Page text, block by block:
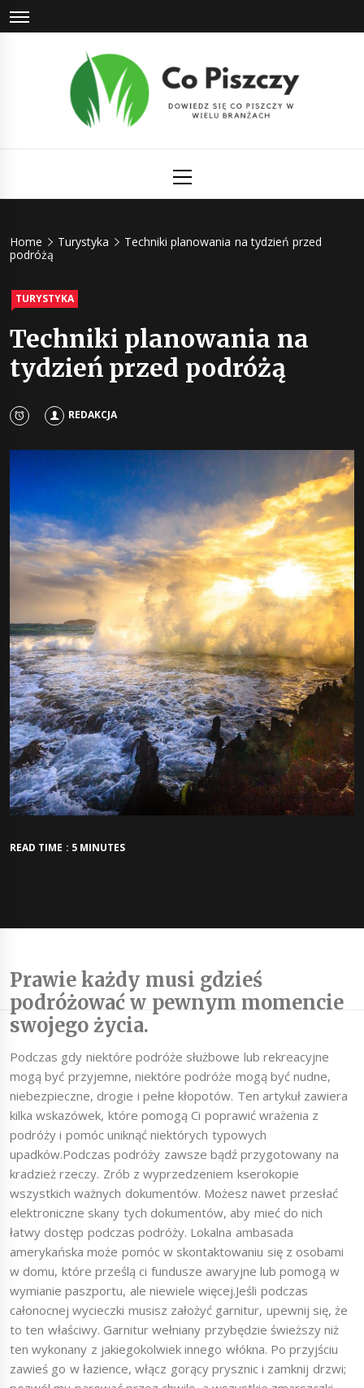
Skip
to
Menu
Home Turystyka
Techniki planowania na tydzień przed
podróżą
TURYSTYKA
Techniki planowania na
tydzień przed podróżą
REDAKCJA
READ TIME : 5 MINUTES
Prawie każdy musi gdzieś
podróżować w pewnym momencie
swojego życia.
Podczas gdy niektóre podróże służbowe lub rekreacyjne
mogą być przyjemne, niektóre podróże mogą być nudne,
niebezpieczne, drogie i pełne kłopotów. Ten artykuł zawiera
kilka wskazówek, które pomogą Ci poprawić wrażenia z
podróży i pomóc uniknąć niektórych typowych
upadków.Podczas podróży zawsze bądź przygotowany na
kradzież rzeczy. Zrób z wyprzedzeniem kserokopie
wszystkich ważnych dokumentów. Możesz nawet przesłać
elektroniczne skany tych dokumentów, aby mieć do nich
łatwy dostęp podczas podróży. Lokalna ambasada
amerykańska może pomóc w skontaktowaniu się z osobami
w domu, które prześlą ci fundusze awaryjne lub pomogą w
wymianie paszportu, ale niewiele więcej.Jeśli podczas
całonocnej wycieczki musisz założyć garnitur, upewnij się, że
to ten właściwy. Garnitur wełniany przybędzie świeższy niż
ten wykonany z jakiegokolwiek innego włókna. Po przyjściu
zawieś go w łazience, włącz gorący prysznic i zamknij drzwi;